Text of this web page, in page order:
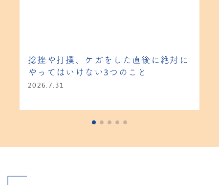
捻挫や打撲、ケガをした直後に絶対に
やってはいけない3つのこと
2026.7.31